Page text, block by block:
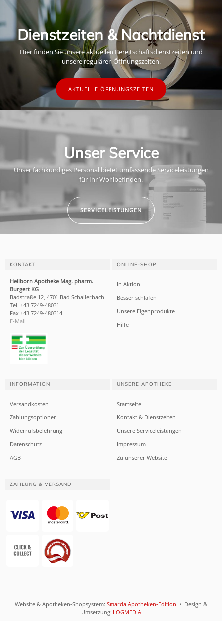
Dienstzeiten & Nachtdienst
Hier finden Sie unsere aktuellen Bereitschaftsdienstzeiten und
unsere regulären Öffnungszeiten.
AKTUELLE ÖFFNUNGSZEITEN
Unser Service
Unser fachkundiges Personal bietet umfassende Serviceleistungen
für Ihr Wohlbefinden.
SERVICELEISTUNGEN
KONTAKT
Heilborn Apotheke Mag. pharm.
Burgert KG
Badstraße 12, 4701 Bad Schallerbach
Tel. +43 7249-48031
Fax +43 7249-480314
E-Mail
ONLINE-SHOP
In Aktion
Besser schlafen
Unsere Eigenprodukte
Hilfe
INFORMATION
Versandkosten
Zahlungsoptionen
Widerrufsbelehrung
Datenschutz
AGB
UNSERE APOTHEKE
Startseite
Kontakt & Dienstzeiten
Unsere Serviceleistungen
Impressum
Zu unserer Website
ZAHLUNG & VERSAND
Website & Apotheken-Shopsystem: Smarda Apotheken-Edition • Design &
Umsetzung: LOGMEDIA